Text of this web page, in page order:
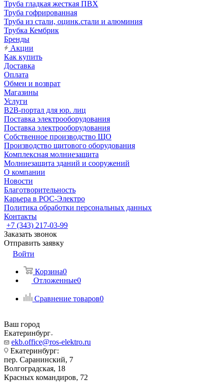
Труба гладкая жесткая ПВХ
Труба гофрированная
Труба из стали, оцинк.стали и алюминия
Трубка Кембрик
Бренды
Акции
Как купить
Доставка
Оплата
Обмен и возврат
Магазины
Услуги
B2B-портал для юр. лиц
Поставка электрооборудования
Поставка электрооборудования
Собственное производство ЩО
Производство щитового оборудования
Комплексная молниезащита
Молниезащита зданий и сооружений
О компании
Новости
Благотворительность
Карьера в РОС-Электро
Политика обработки персональных данных
Контакты
+7 (343) 217-03-99
Заказать звонок
Отправить заявку
Войти
Корзина0
Отложенные0
Сравнение товаров0
Ваш город
Екатеринбург
ekb.office@ros-elektro.ru
Екатеринбург:
пер. Саранинский, 7
Волгоградская, 18
Красных командиров, 72